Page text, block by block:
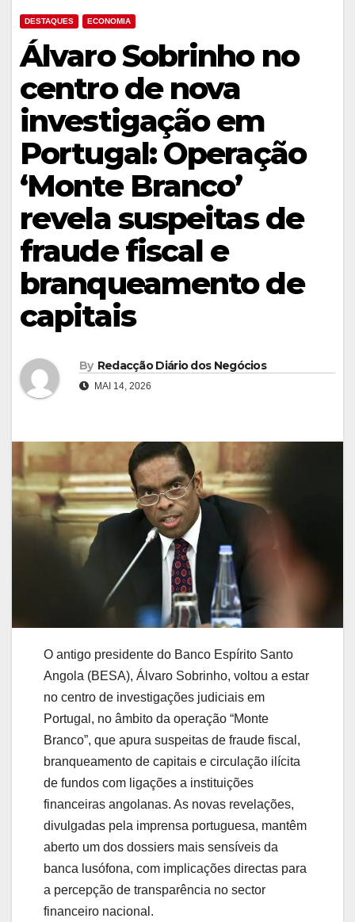
DESTAQUES ECONOMIA
Álvaro Sobrinho no
centro de nova
investigação em
Portugal: Operação
‘Monte Branco’
revela suspeitas de
fraude fiscal e
branqueamento de
capitais
By Redacção Diário dos Negócios
MAI 14, 2026
O antigo presidente do Banco Espírito Santo
Angola (BESA), Álvaro Sobrinho, voltou a estar
no centro de investigações judiciais em
Portugal, no âmbito da operação “Monte
Branco”, que apura suspeitas de fraude fiscal,
branqueamento de capitais e circulação ilícita
de fundos com ligações a instituições
financeiras angolanas. As novas revelações,
divulgadas pela imprensa portuguesa, mantêm
aberto um dos dossiers mais sensíveis da
banca lusófona, com implicações directas para
a percepção de transparência no sector
financeiro nacional.